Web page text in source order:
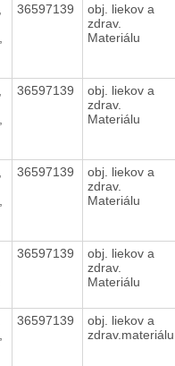
36597139
obj. liekov a
zdrav.
Materiálu
36597139
obj. liekov a
zdrav.
Materiálu
36597139
obj. liekov a
zdrav.
Materiálu
36597139
obj. liekov a
zdrav.
Materiálu
36597139
obj. liekov a
zdrav.materiálu